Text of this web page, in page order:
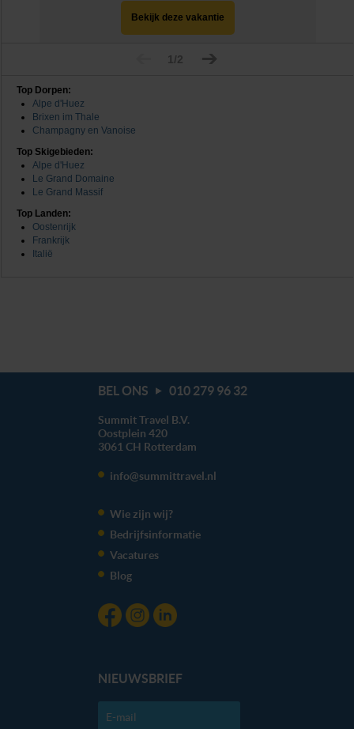
Bekijk deze vakantie
1/2
Top Dorpen:
Alpe d'Huez
Brixen im Thale
Champagny en Vanoise
Top Skigebieden:
Alpe d'Huez
Le Grand Domaine
Le Grand Massif
Top Landen:
Oostenrijk
Frankrijk
Italië
BEL ONS 010 279 96 32
Summit Travel B.V.
Oostplein 420
3061 CH Rotterdam
info@summittravel.nl
Wie zijn wij?
Bedrijfsinformatie
Vacatures
Blog
NIEUWSBRIEF